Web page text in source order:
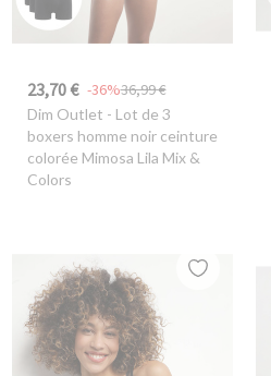
23,70 € 36,99 €
-36%
Dim Outlet - Lot de 3
boxers homme noir ceinture
colorée Mimosa Lila Mix &
Colors